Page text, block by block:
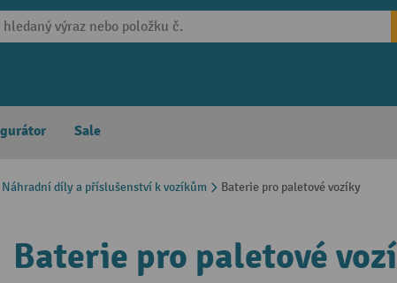
Sale
Náhradní díly a příslušenství k vozíkům Baterie pro paletové vozíky
Baterie pro paletové